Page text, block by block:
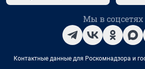
Мы в соцсетях
Контактные данные для Роскомнадзора и